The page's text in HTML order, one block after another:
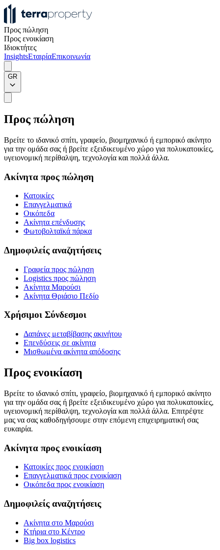
Προς πώληση
Προς ενοικίαση
Ιδιοκτήτες
InsightsΕταιρίαΕπικοινωνία
GR
Προς πώληση
Βρείτε το ιδανικό σπίτι, γραφείο, βιομηχανικό ή εμπορικό ακίνητο
για την ομάδα σας ή βρείτε εξειδικευμένο χώρο για πολυκατοικίες,
υγειονομική περίθαλψη, τεχνολογία και πολλά άλλα.
Ακίνητα προς πώληση
Κατοικίες
Επαγγελματικά
Οικόπεδα
Ακίνητα επένδυσης
Φωτοβολταϊκά πάρκα
Δημοφιλείς αναζητήσεις
Γραφεία προς πώληση
Logistics προς πώληση
Ακίνητα Μαρούσι
Ακίνητα Θριάσιο Πεδίο
Χρήσιμοι Σύνδεσμοι
Δαπάνες μεταβίβασης ακινήτου
Επενδύσεις σε ακίνητα
Μισθωμένα ακίνητα απόδοσης
Προς ενοικίαση
Βρείτε το ιδανικό σπίτι, γραφείο, βιομηχανικό ή εμπορικό ακίνητο
για την ομάδα σας ή βρείτε εξειδικευμένο χώρο για πολυκατοικίες,
υγειονομική περίθαλψη, τεχνολογία και πολλά άλλα. Επιτρέψτε
μας να σας καθοδηγήσουμε στην επόμενη επιχειρηματική σας
ευκαιρία.
Ακίνητα προς ενοικίαση
Κατοικίες προς ενοικίαση
Επαγγελματικά προς ενοικίαση
Οικόπεδα προς ενοικίαση
Δημοφιλείς αναζητήσεις
Ακίνητα στο Μαρούσι
Κτήρια στο Κέντρο
Big box logistics